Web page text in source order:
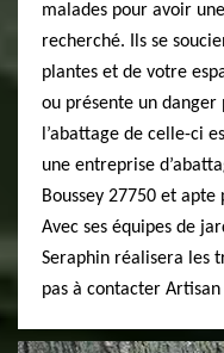
malades pour avoir
recherché. Ils se
plantes et de votre
ou présente un
l’abattage de celle-ci
une entreprise
Boussey 27750 et
Avec ses équipes de
Seraphin réalisera les
pas à contacter Artisan